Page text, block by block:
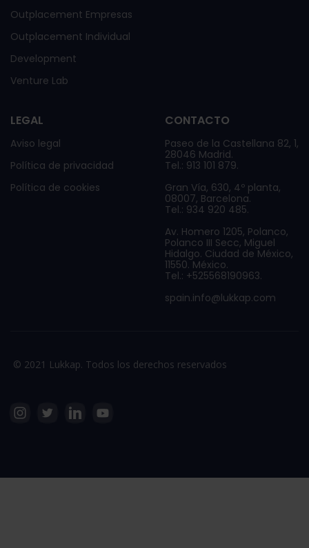
Outplacement Empresas
Outplacement Individual
Development
Venture Lab
LEGAL
Aviso legal
Política de privacidad
Política de cookies
CONTACTO
Paseo de la Castellana 82, 1,
28046 Madrid.
Tel.: 913 101 879.
Gran Vía, 630, 4º planta,
08007, Barcelona.
Tel.: 934 920 485.
Av. Homero 1205, Polanco,
Polanco III Secc, Miguel
Hidalgo. Ciudad de México,
11550. México.
Tel.: +525568190963.
spain.info@lukkap.com
© 2021 Lukkap. Todos los derechos reservados